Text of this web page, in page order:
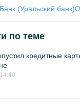
(Уральский банк)
по теме
кредитные